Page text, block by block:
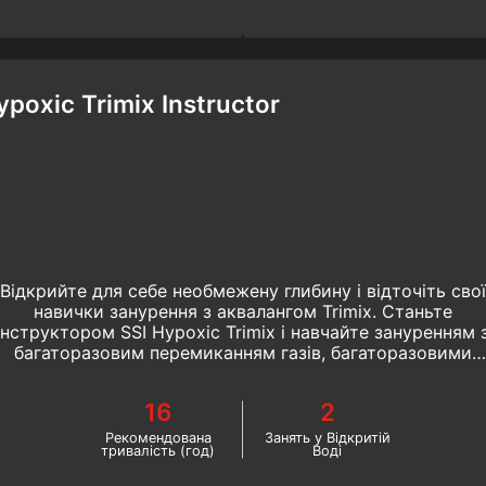
Trimix Instructor
Відкрийте для себе необмежену глибину і відточіть свої
навички занурення з аквалангом Trimix. Станьте
SSI Hypoxic Trimix і навчайте зануренням
багаторазовим перемиканням газів, багаторазовими
інструктора з підводного плавання зараз!
16
Рекомендована
тривалість (год)
2
Занять у Відкритій
Воді